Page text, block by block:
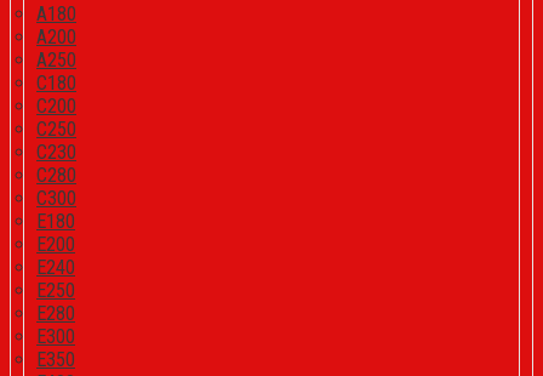
A180
A200
A250
C180
C200
C250
C230
C280
C300
E180
E200
E240
E250
E280
E300
E350